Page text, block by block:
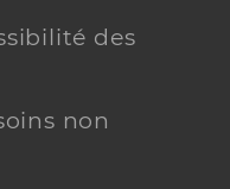
des
non